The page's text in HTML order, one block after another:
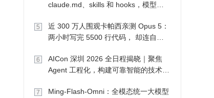
claude.md、skills 和 hooks，模型自
5
近 300 万人围观卡帕西亲测 Opus 5：
两小时写完 5500 行代码， 却连自己
6
AICon 深圳 2026 全日程揭晓｜聚焦
Agent 工程化，构建可靠智能的技术路
7
Ming-Flash-Omni：全模态统一大模型